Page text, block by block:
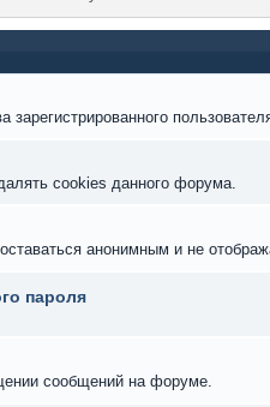
зарегистрированного
cookies данного форума.
анонимным и не
пароля
сообщений на форуме.